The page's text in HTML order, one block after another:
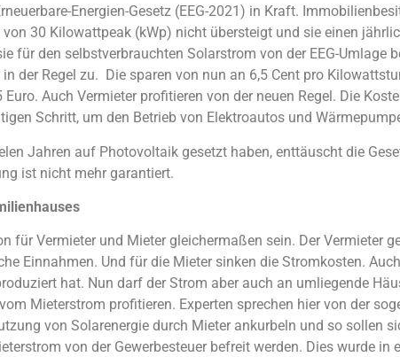
Energien-Gesetz (EEG-2021) in Kraft.
30 Kilowattpeak (kWp) nicht übersteigt und sie einen
für den selbstverbrauchten Solarstrom von der EEG-Umlage
der Regel zu. Die sparen von nun an 6,5 Cent pro
Auch Vermieter profitieren von der neuen Regel. Die
Schritt, um den Betrieb von Elektroautos und
Jahren auf Photovoltaik gesetzt haben, enttäuscht die
ist nicht mehr garantiert.
für Vermieter und Mieter gleichermaßen sein. Der Vermieter
Einnahmen. Und für die Mieter sinken die Stromkosten.
hat. Nun darf der Strom aber auch an umliegende
Mieterstrom profitieren. Experten sprechen hier von der
von Solarenergie durch Mieter ankurbeln und so sollen
von der Gewerbesteuer befreit werden. Dies wurde